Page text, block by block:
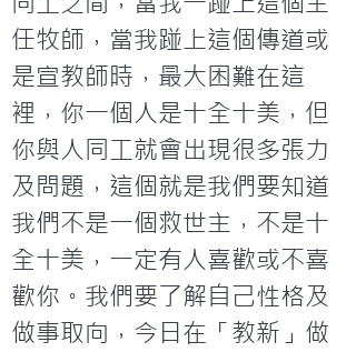
任牧師，當我踫上這個傳道或
是宣教師時，最大困難在這
裡，你一個人是十全十美，但
你與人同工就會出現很多張力
及問題，這個就是我們要知道
我們不是一個救世主，不是十
全十美，一定有人喜歡或不喜
歡你。我們要了解自己性格及
做事取向，今日在「教新」做